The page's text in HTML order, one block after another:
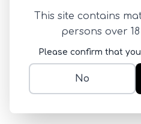
This site contains
persons over
Please confirm that
No
Маска-
лица
NEW-1775824923574
5 500